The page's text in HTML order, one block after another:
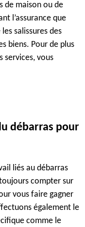
de maison ou de
l’assurance que
salissures des
biens. Pour de plus
services, vous
débarras pour
liés au débarras
compter sur
vous faire gagner
également le
comme le